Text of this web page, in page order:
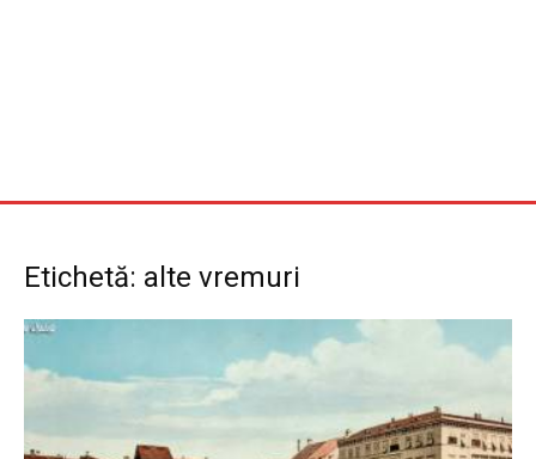
Etichetă: alte vremuri